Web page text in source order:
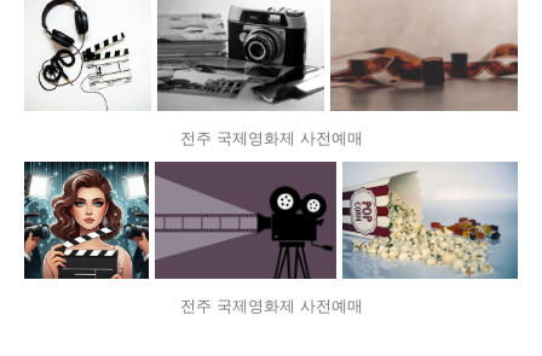
전주 국제영화제 사전예매
전주 국제영화제 사전예매